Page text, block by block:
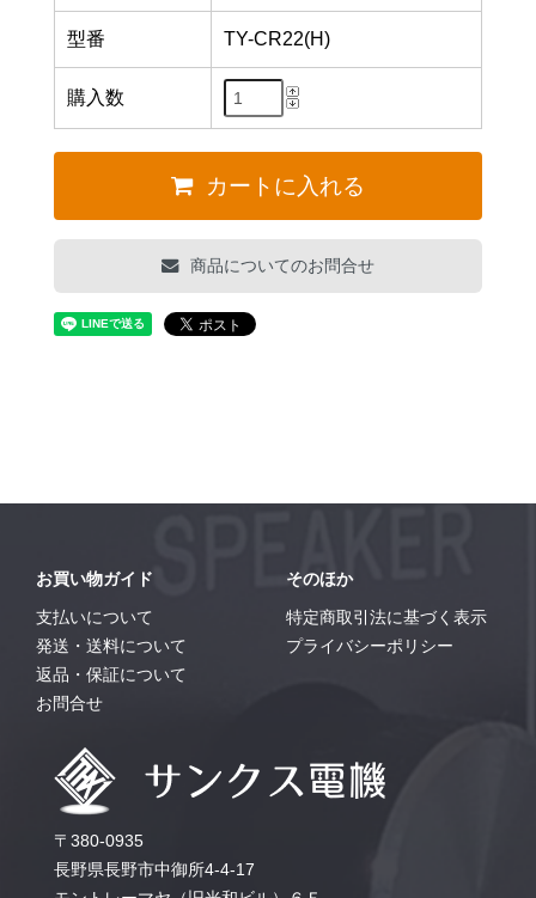
型番 TY-CR22(H)
購入数
カートに入れる
商品についてのお問合せ
お買い物ガイド
支払いについて
発送・送料について
返品・保証について
お問合せ
そのほか
特定商取引法に基づく表示
プライバシーポリシー
〒380-0935
長野県長野市中御所4-4-17